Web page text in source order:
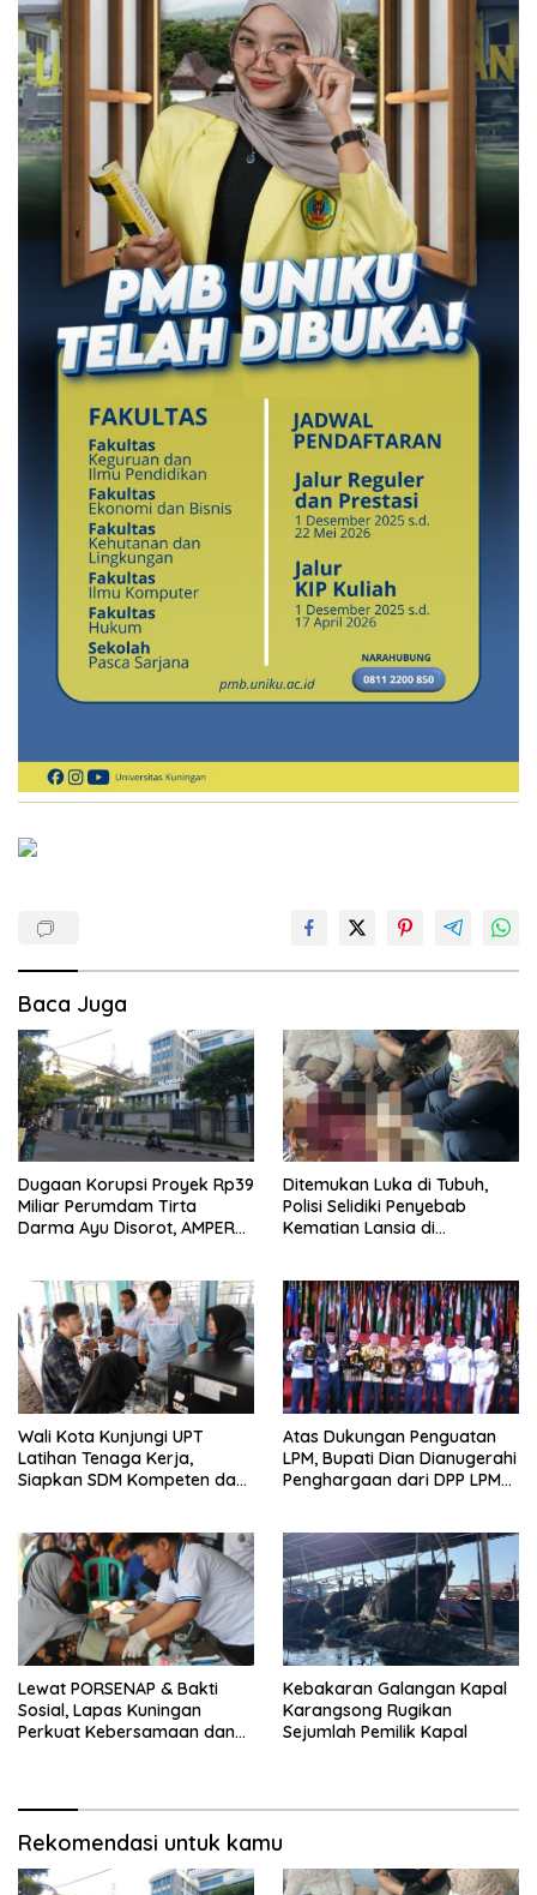
Baca Juga
Dugaan Korupsi Proyek Rp39
Miliar Perumdam Tirta
Darma Ayu Disorot, AMPERA
Ditemukan Luka di Tubuh,
Polisi Selidiki Penyebab
Kematian Lansia di
Wali Kota Kunjungi UPT
Latihan Tenaga Kerja,
Siapkan SDM Kompeten dan
Atas Dukungan Penguatan
LPM, Bupati Dian Dianugerahi
Penghargaan dari DPP LPM
Lewat PORSENAP & Bakti
Sosial, Lapas Kuningan
Perkuat Kebersamaan dan
Kebakaran Galangan Kapal
Karangsong Rugikan
Sejumlah Pemilik Kapal
Rekomendasi untuk kamu